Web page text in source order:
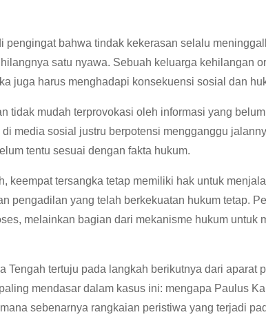
pengingat bahwa tindak kekerasan selalu
satu nyawa. Sebuah keluarga kehilangan
juga harus menghadapi konsekuensi sosial dan
tidak mudah terprovokasi oleh informasi yang
media sosial justru berpotensi mengganggu
tentu sesuai dengan fakta hukum.
keempat tersangka tetap memiliki hak untuk
pengadilan yang telah berkekuatan hukum tetap.
melainkan bagian dari mekanisme hukum untuk
Tengah tertuju pada langkah berikutnya dari aparat
mendasar dalam kasus ini: mengapa Paulus
sebenarnya rangkaian peristiwa yang terjadi